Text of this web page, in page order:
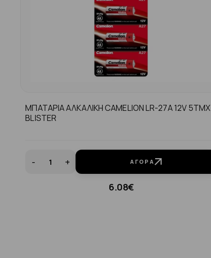
ΜΠΑΤΑΡΙΑ ΑΛΚΑΛΙΚΗ CAMELION LR-27Α 12V 5TMX
BLISTER
- + ΑΓΟΡΆ
6.08€